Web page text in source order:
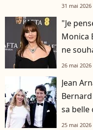
31 mai 2026
"Je
Monica
ne
26 mai 2026
Jean
sa belle
25 mai 2026